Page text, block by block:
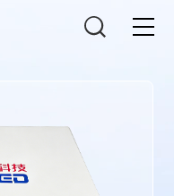
在线咨询